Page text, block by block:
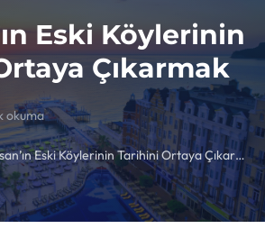
Eski Köylerinin
Çıkarmak
okuma
Adrasan’ın Eski Köylerinin Tarihini Ortaya Çıkarmak